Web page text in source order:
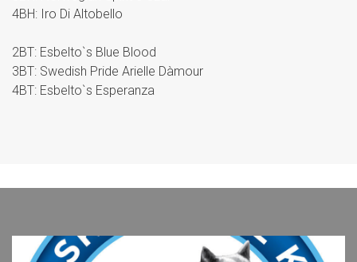
4BH: Iro Di Altobello
2BT: Esbelto`s Blue Blood
3BT: Swedish Pride Arielle Dàmour
4BT: Esbelto`s Esperanza